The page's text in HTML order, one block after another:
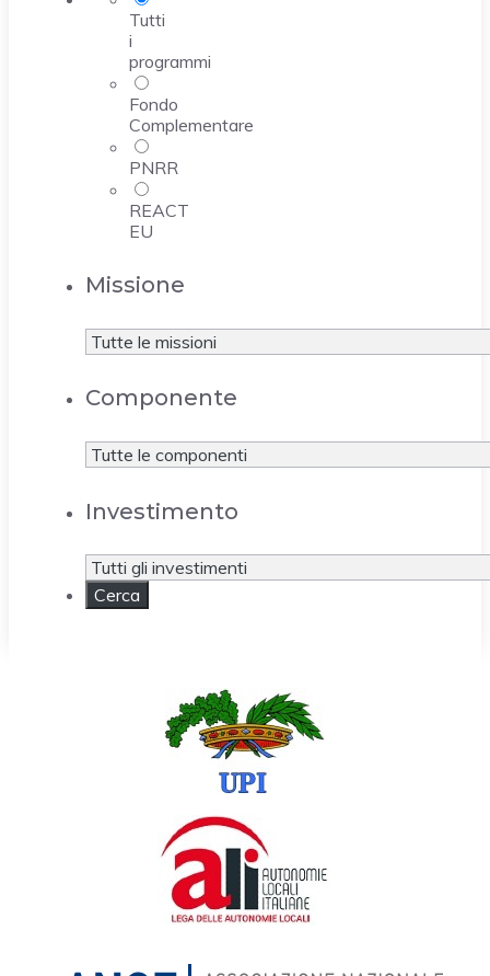
Tutti
i
programmi
Fondo
Complementare
PNRR
REACT
EU
Missione
Componente
Investimento